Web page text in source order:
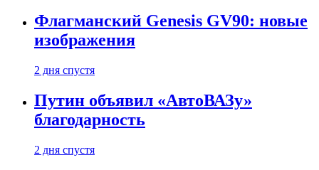
Флагманский Genesis GV90: новые
изображения
2 дня спустя
Путин объявил «АвтоВАЗу»
благодарность
2 дня спустя